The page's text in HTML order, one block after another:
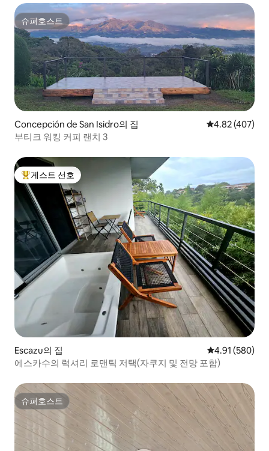
슈퍼호스트
슈퍼호스트
Concepción de San Isidro의 집 평점 4.82점(5
4.82 (407)
부티크 워킹 커피 랜치 3
상위 게스트 선호
게스트 선호
Escazu의 집 평점 4.91점(5
4.91 (580)
에스카수의 럭셔리 로맨틱 저택(자쿠지 및 전망 포함)
슈퍼호스트
슈퍼호스트